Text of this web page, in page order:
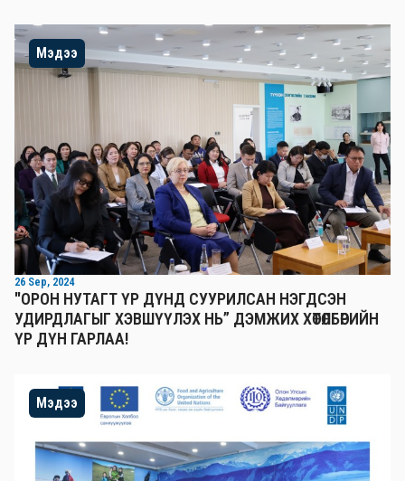
Мэдээ
26 Sep, 2024
"ОРОН НУТАГТ ҮР ДҮНД СУУРИЛСАН НЭГДСЭН
УДИРДЛАГЫГ ХЭВШҮҮЛЭХ НЬ” ДЭМЖИХ ХӨТӨЛБӨРИЙН
ҮР ДҮН ГАРЛАА!
Мэдээ